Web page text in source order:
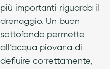
più importanti riguarda il
drenaggio. Un buon
sottofondo permette
all’acqua piovana di
defluire correttamente,